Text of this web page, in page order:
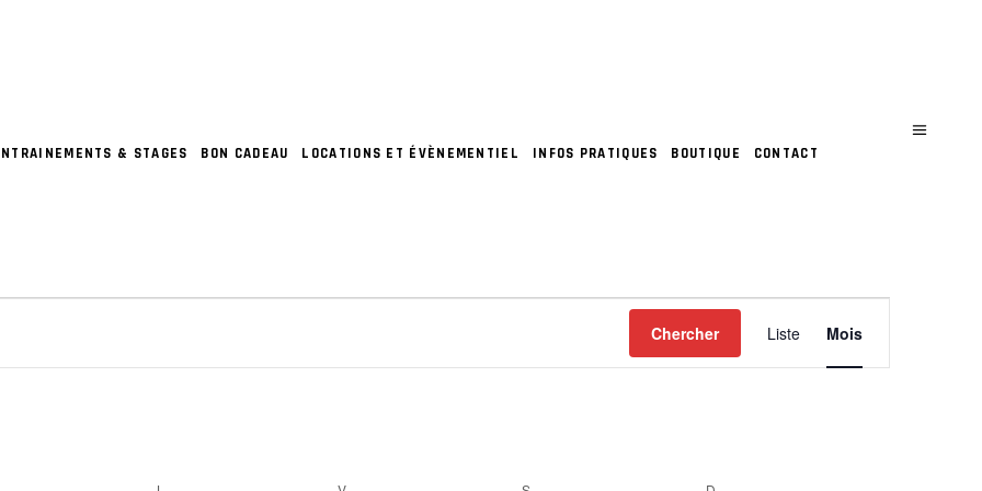
& STAGES BON CADEAU LOCATIONS ET ÉVÈNEMENTIEL INFOS PRATIQUES BOUTIQUE CONTACT
Chercher
N
A
Liste Mois